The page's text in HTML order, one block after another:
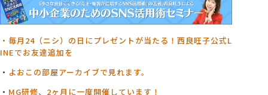
・毎月24（ニシ）の日にプレゼントが当たる！西良旺子公式L
INEでお友達追加を
・ よおこの部屋アーカイブで見れます。
・ MG研修、2ヶ月に一度開催しています！